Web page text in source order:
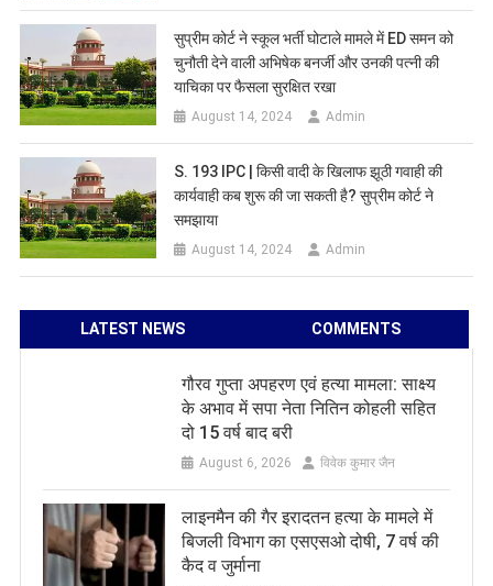
सुप्रीम कोर्ट ने स्कूल भर्ती घोटाले मामले में ED समन को
चुनौती देने वाली अभिषेक बनर्जी और उनकी पत्नी की
याचिका पर फैसला सुरक्षित रखा
August 14, 2024 Admin
S. 193 IPC | किसी वादी के खिलाफ झूठी गवाही की
कार्यवाही कब शुरू की जा सकती है? सुप्रीम कोर्ट ने
समझाया
August 14, 2024 Admin
LATEST NEWS COMMENTS
गौरव गुप्ता अपहरण एवं हत्या मामला: साक्ष्य
के अभाव में सपा नेता नितिन कोहली सहित
दो 15 वर्ष बाद बरी
August 6, 2026 विवेक कुमार जैन
लाइनमैन की गैर इरादतन हत्या के मामले में
बिजली विभाग का एसएसओ दोषी, 7 वर्ष की
कैद व जुर्माना